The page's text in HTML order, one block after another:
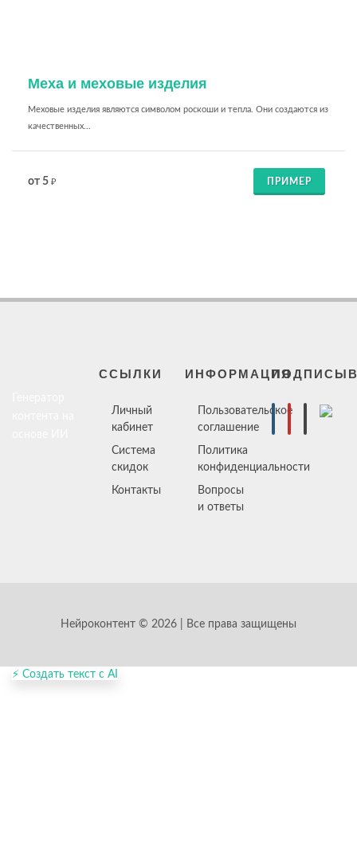
Меха и меховые изделия
Меховые изделия являются символом роскоши и тепла. Они создаются из
качественных...
от 5 ₽ ПРИМЕР
ССЫЛКИ
Личный
кабинет
Система
скидок
Контакты
ИНФОРМАЦИЯ
Пользовательское
соглашение
Политика
конфиденциальности
Вопросы
и ответы
Нейроконтент © 2026 | Все права защищены
⚡ Создать текст с AI